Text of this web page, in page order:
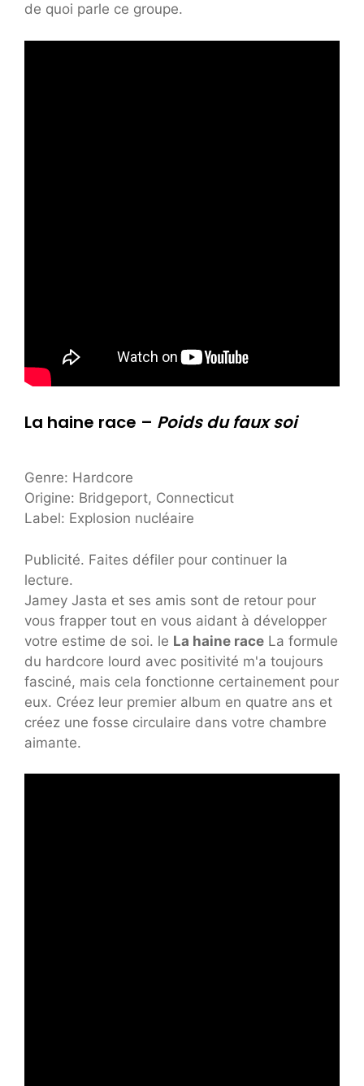
de quoi parle ce groupe.
La haine race – Poids du faux soi
Genre: Hardcore
Origine: Bridgeport, Connecticut
Label: Explosion nucléaire
Publicité. Faites défiler pour continuer la
lecture.
Jamey Jasta et ses amis sont de retour pour
vous frapper tout en vous aidant à développer
votre estime de soi. le La haine race La formule
du hardcore lourd avec positivité m'a toujours
fasciné, mais cela fonctionne certainement pour
eux. Créez leur premier album en quatre ans et
créez une fosse circulaire dans votre chambre
aimante.